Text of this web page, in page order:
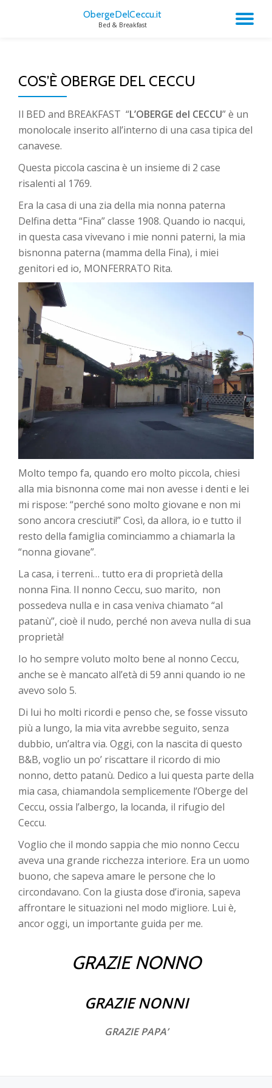
ObergeDelCeccu.it
Bed & Breakfast
COS’È OBERGE DEL CECCU
Il BED and BREAKFAST “L’OBERGE del CECCU” è un
monolocale inserito all’interno di una casa tipica del
canavese.
Questa piccola cascina è un insieme di 2 case
risalenti al 1769.
Era la casa di una zia della mia nonna paterna
Delfina detta “Fina” classe 1908. Quando io nacqui,
in questa casa vivevano i mie nonni paterni, la mia
bisnonna paterna (mamma della Fina), i miei
genitori ed io, MONFERRATO Rita.
Molto tempo fa, quando ero molto piccola, chiesi
alla mia bisnonna come mai non avesse i denti e lei
mi rispose: “perché sono molto giovane e non mi
sono ancora cresciuti!” Così, da allora, io e tutto il
resto della famiglia cominciammo a chiamarla la
“nonna giovane”.
La casa, i terreni… tutto era di proprietà della
nonna Fina. Il nonno Ceccu, suo marito, non
possedeva nulla e in casa veniva chiamato “al
patanù”, cioè il nudo, perché non aveva nulla di sua
proprietà!
Io ho sempre voluto molto bene al nonno Ceccu,
anche se è mancato all’età di 59 anni quando io ne
avevo solo 5.
Di lui ho molti ricordi e penso che, se fosse vissuto
più a lungo, la mia vita avrebbe seguito, senza
dubbio, un’altra via. Oggi, con la nascita di questo
B&B, voglio un po’ riscattare il ricordo di mio
nonno, detto patanù. Dedico a lui questa parte della
mia casa, chiamandola semplicemente l’Oberge del
Ceccu, ossia l’albergo, la locanda, il rifugio del
Ceccu.
Voglio che il mondo sappia che mio nonno Ceccu
aveva una grande ricchezza interiore. Era un uomo
buono, che sapeva amare le persone che lo
circondavano. Con la giusta dose d’ironia, sapeva
affrontare le situazioni nel modo migliore. Lui è,
ancor oggi, un importante guida per me.
GRAZIE NONNO
GRAZIENONNI
GRAZIE PAPA’